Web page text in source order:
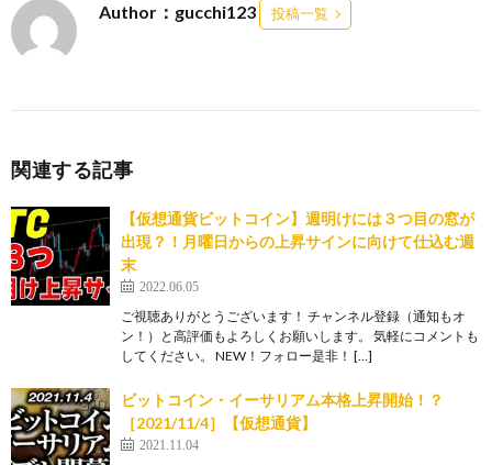
Author：gucchi123 投稿一覧
関連する記事
【仮想通貨ビットコイン】週明けには３つ目の窓が
出現？！月曜日からの上昇サインに向けて仕込む週
末
2022.06.05
ご視聴ありがとうございます！ チャンネル登録（通知もオ
ン！）と高評価もよろしくお願いします。 気軽にコメントも
してください。 NEW！フォロー是非！ […]
ビットコイン・イーサリアム本格上昇開始！？
［2021/11/4］【仮想通貨】
2021.11.04